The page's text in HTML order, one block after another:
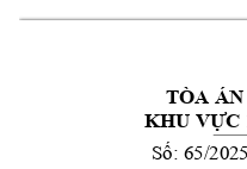
TÒA
KHU VỰC
Số: 65/2025